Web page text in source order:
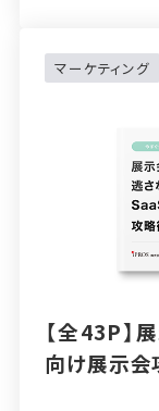
マーケティング
【全43P】
向け展示